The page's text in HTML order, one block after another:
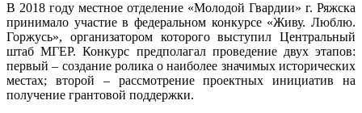
В 2018 году местное отделение «Молодой Гвардии» г. Ряжска
принимало участие в федеральном конкурсе «Живу. Люблю.
Горжусь», организатором которого выступил Центральный
штаб МГЕР. Конкурс предполагал проведение двух этапов:
первый – создание ролика о наиболее значимых исторических
местах; второй – рассмотрение проектных инициатив на
получение грантовой поддержки.